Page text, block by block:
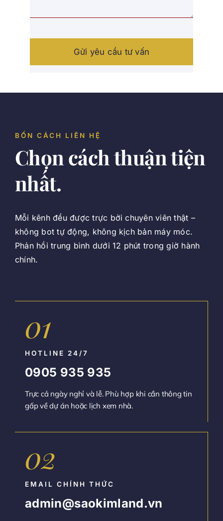
Gửi yêu cầu tư vấn
BỐN CÁCH LIÊN HỆ
Chọn cách thuận tiện
nhất.
Mỗi kênh đều được trực bởi chuyên viên thật –
không bot tự động, không kịch bản máy móc.
Phản hồi trung bình dưới 12 phút trong giờ hành
chính.
01
HOTLINE 24/7
‭0905 935 935‬
Trực cả ngày nghỉ và lễ. Phù hợp khi cần thông tin
gấp về dự án hoặc lịch xem nhà.
02
EMAIL CHÍNH THỨC
admin@saokimland.vn